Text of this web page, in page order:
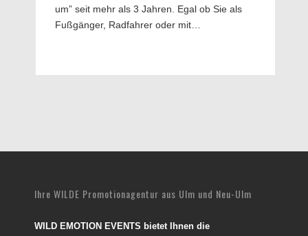
um” seit mehr als 3 Jahren. Egal ob Sie als
Fußgänger, Radfahrer oder mit…
Ihre WILDE Promotionagentur aus Ulm und Neu-Ulm
WILD EMOTION EVENTS bietet Ihnen die